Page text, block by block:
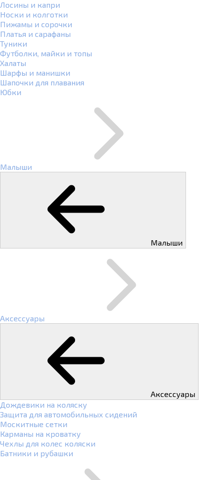
Лосины и капри
Носки и колготки
Пижамы и сорочки
Платья и сарафаны
Туники
Футболки, майки и топы
Халаты
Шарфы и манишки
Шапочки для плавания
Юбки
Малыши
Малыши
Аксессуары
Аксессуары
Дождевики на коляску
Защита для автомобильных сидений
Москитные сетки
Карманы на кроватку
Чехлы для колес коляски
Батники и рубашки